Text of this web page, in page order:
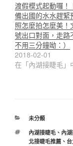
渡假模式起動囉！
備出國的水水趕緊
照怎麼拍怎麼美！
號出口對面，走路
不用三分鐘呦：）
2018-02-01
在「內湖接睫毛」
分
未分類
標
籤
內湖接睫毛、 內
北接睫毛推薦、